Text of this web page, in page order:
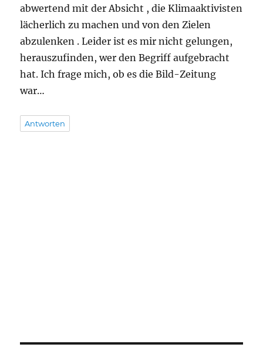
abwertend mit der Absicht , die Klimaaktivisten
lächerlich zu machen und von den Zielen
abzulenken . Leider ist es mir nicht gelungen,
herauszufinden, wer den Begriff aufgebracht
hat. Ich frage mich, ob es die Bild-Zeitung
war…
Antworten